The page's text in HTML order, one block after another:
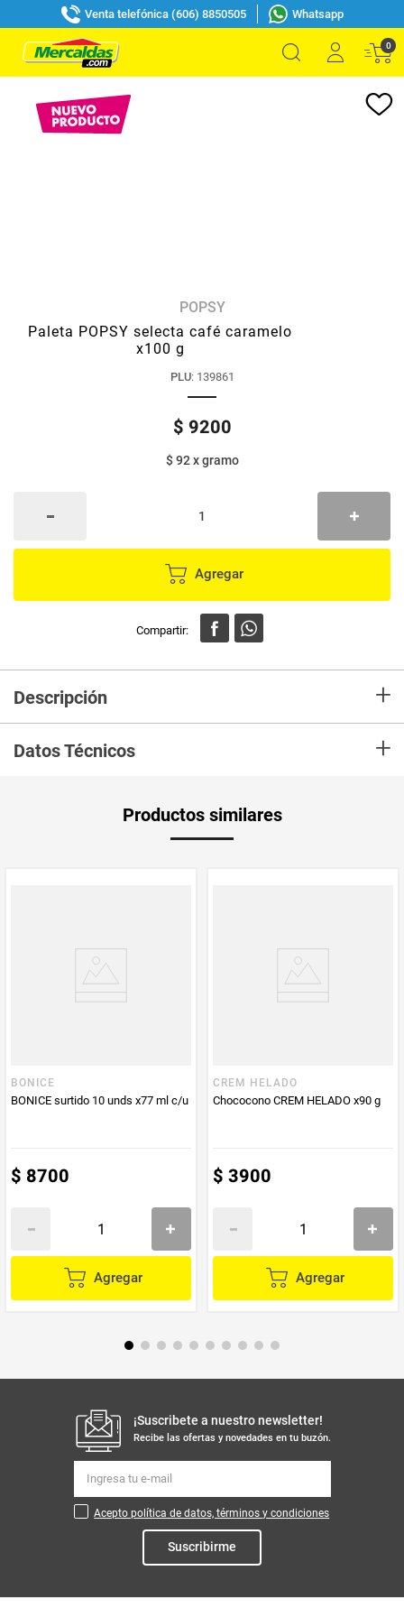
Venta telefónica (606) 8850505 Whatsapp
0
POPSY
Paleta POPSY selecta café caramelo
x100 g
PLU: 139861
$ 9200
$ 92xgramo
Agregar
Descripción +
Datos Técnicos +
PUM - Unidad
de Medida
Productos similares
BONICE
BONICE surtido 10 unds x77 ml c/u
$ 8700
Agregar
CREM HELADO
Chococono CREM HELADO x90 g
$ 3900
Agregar
¡Suscribete a nuestro newsletter!
Recibe las ofertas y novedades en tu buzón.
Acepto política de datos, términos y condiciones
Suscribirme